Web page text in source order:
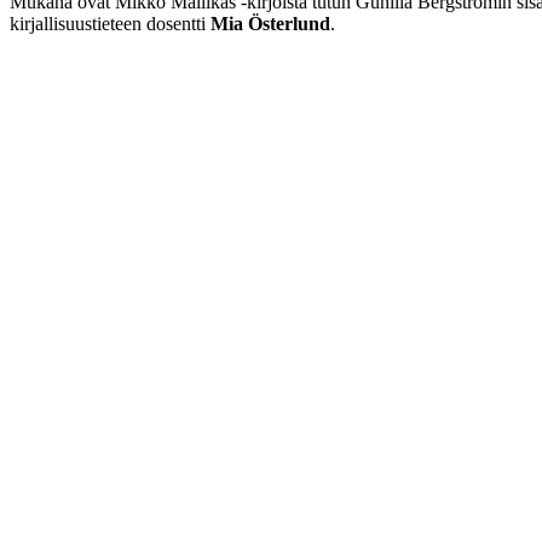
kirjallisuustieteen dosentti Mia Österlund.